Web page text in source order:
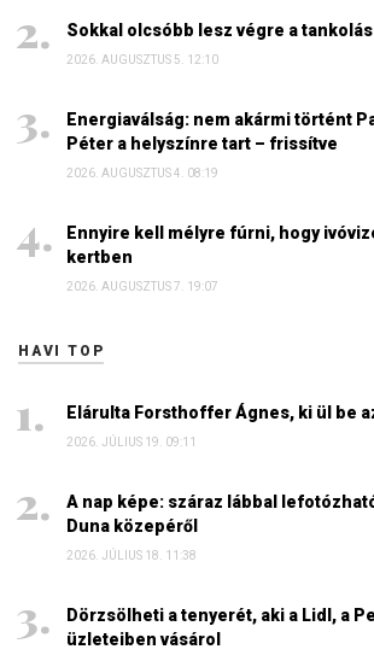
Sokkal olcsóbb lesz végre a tankolás
2026. AUGUSZTUS 5. 12:10
Energiaválság: nem akármi történt
Péter a helyszínre tart – frissítve
2026. AUGUSZTUS 4. 08:19
Ennyire kell mélyre fúrni, hogy
kertben
2026. AUGUSZTUS 7. 19:07
HAVI TOP
Elárulta Forsthoffer Ágnes, ki ül be
2026. JÚLIUS 19. 09:11
A nap képe: száraz lábbal
Duna közepéről
2026. JÚLIUS 18. 11:38
Dörzsölheti a tenyerét, aki a Lidl, a
üzleteiben vásárol